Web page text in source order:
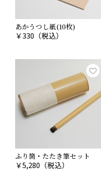
あかうつし紙(10枚)
￥330 （税込）
ふり筒・たたき筆セット
￥5,280 （税込）